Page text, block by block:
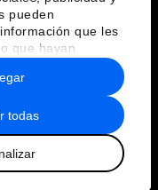
pueden
que les
que hayan
uso que haya
todas
de uso
Mundial